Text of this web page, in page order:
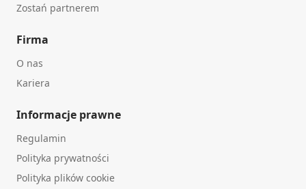
Zostań partnerem
Firma
O nas
Kariera
Informacje prawne
Regulamin
Polityka prywatności
Polityka plików cookie